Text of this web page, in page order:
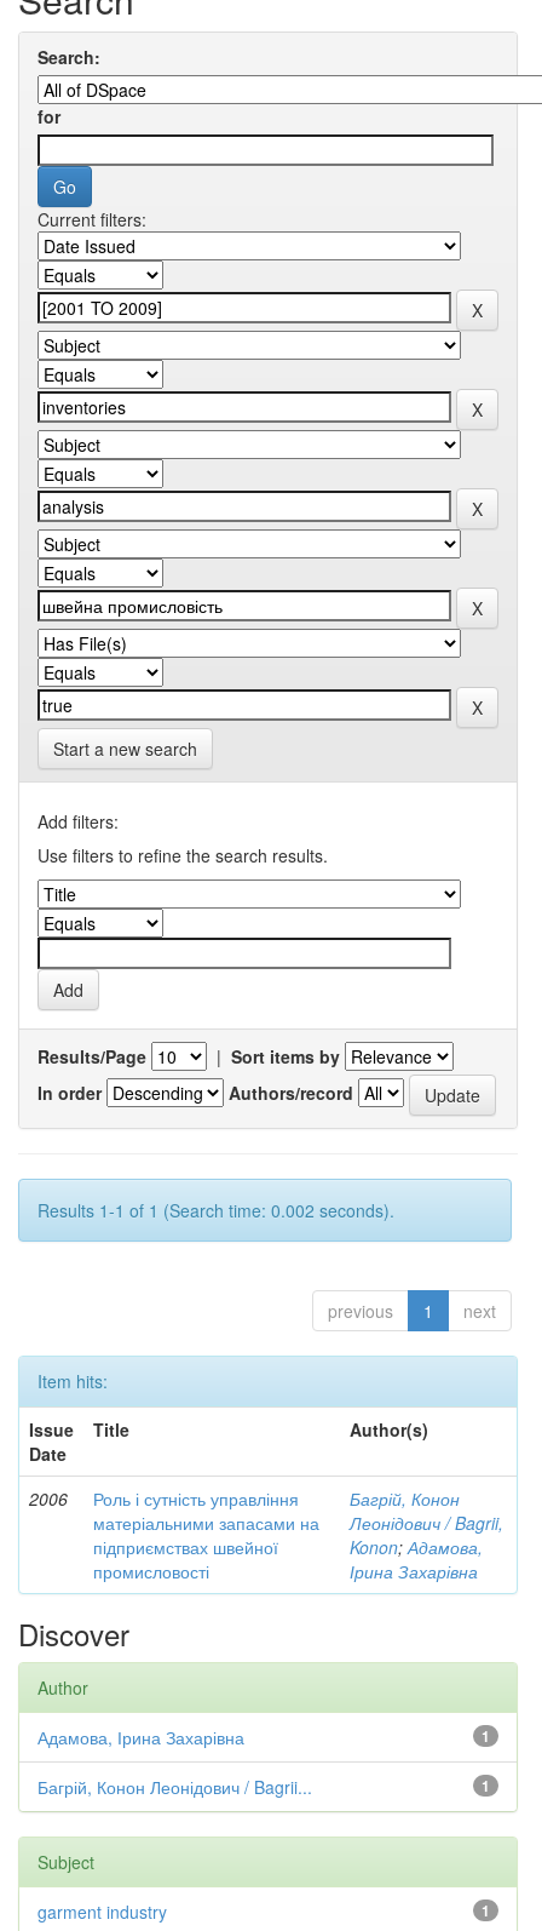
Search:
for
Current filters:
Start a new search
Add filters:
Use filters to refine the search results.
Results/Page | Sort items by
In order
Authors/record
Results 1-1 of 1 (Search time: 0.002 seconds).
previous 1 next
Item hits:
Issue
Date
Title Author(s)
2006
Роль і сутність управління
матеріальними запасами на
підприємствах швейної
промисловості
Багрій, Конон
Леонідович / Bagrii,
Konon;Адамова,
Ірина Захарівна
Discover
Author
1
Адамова, Ірина Захарівна
1
Багрій, Конон Леонідович / Bagrii...
Subject
1
garment industry